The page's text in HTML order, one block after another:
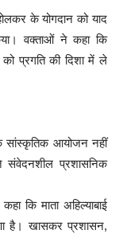
के योगदान को याद
वक्ताओं ने कहा कि
को प्रगति की दिशा में ले
सांस्कृतिक आयोजन नहीं
संवेदनशील प्रशासनिक
कि माता अहिल्याबाई
है। खासकर प्रशासन,